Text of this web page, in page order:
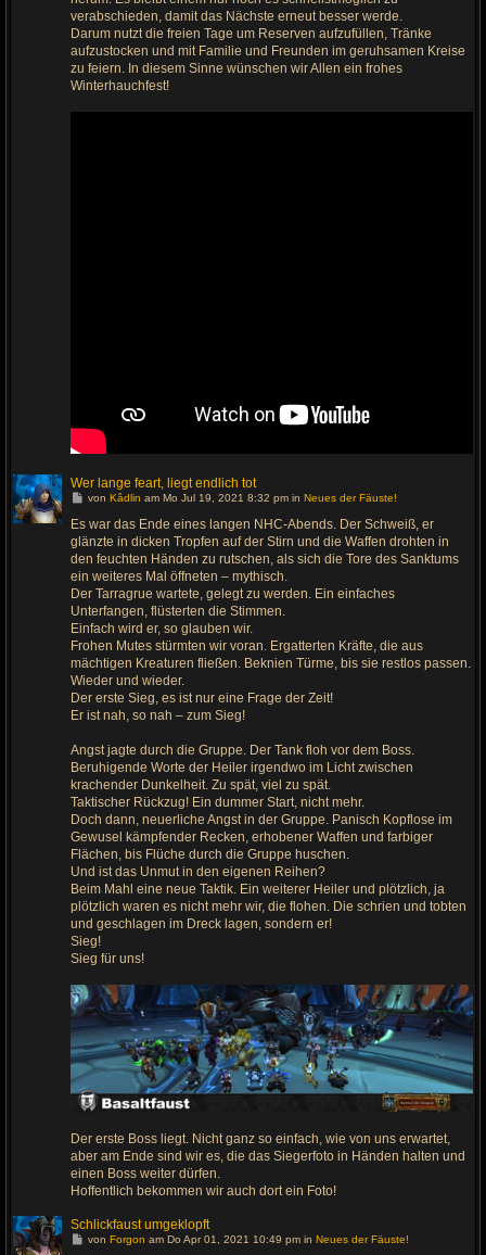
u
l
e
z
t
n
verabschieden, damit das Nächste erneut besser werde.
Darum nutzt die freien Tage um Reserven aufzufüllen, Tränke
aufzustocken und mit Familie und Freunden im geruhsamen Kreise
zu feiern. In diesem Sinne wünschen wir Allen ein frohes
Winterhauchfest!
Wer lange feart, liegt endlich tot
G
h
e
z
u
l
e
z
t
e
n
B
e
i
t
r
a
von Kâdlin am Mo Jul 19, 2021 8:32 pm in Neues der Fäuste!
Es war das Ende eines langen NHC-Abends. Der Schweiß, er
glänzte in dicken Tropfen auf der Stirn und die Waffen drohten in
den feuchten Händen zu rutschen, als sich die Tore des Sanktums
ein weiteres Mal öffneten – mythisch.
Der Tarragrue wartete, gelegt zu werden. Ein einfaches
Unterfangen, flüsterten die Stimmen.
Einfach wird er, so glauben wir.
Frohen Mutes stürmten wir voran. Ergatterten Kräfte, die aus
mächtigen Kreaturen fließen. Beknien Türme, bis sie restlos passen.
Wieder und wieder.
Der erste Sieg, es ist nur eine Frage der Zeit!
Er ist nah, so nah – zum Sieg!
Angst jagte durch die Gruppe. Der Tank floh vor dem Boss.
Beruhigende Worte der Heiler irgendwo im Licht zwischen
krachender Dunkelheit. Zu spät, viel zu spät.
Taktischer Rückzug! Ein dummer Start, nicht mehr.
Doch dann, neuerliche Angst in der Gruppe. Panisch Kopflose im
Gewusel kämpfender Recken, erhobener Waffen und farbiger
Flächen, bis Flüche durch die Gruppe huschen.
Und ist das Unmut in den eigenen Reihen?
Beim Mahl eine neue Taktik. Ein weiterer Heiler und plötzlich, ja
plötzlich waren es nicht mehr wir, die flohen. Die schrien und tobten
und geschlagen im Dreck lagen, sondern er!
Sieg!
Sieg für uns!
Der erste Boss liegt. Nicht ganz so einfach, wie von uns erwartet,
aber am Ende sind wir es, die das Siegerfoto in Händen halten und
einen Boss weiter dürfen.
Hoffentlich bekommen wir auch dort ein Foto!
Schlickfaust umgeklopft
Gvon Forgon am Do Apr 01, 2021 10:49 pm in Neues der Fäuste!